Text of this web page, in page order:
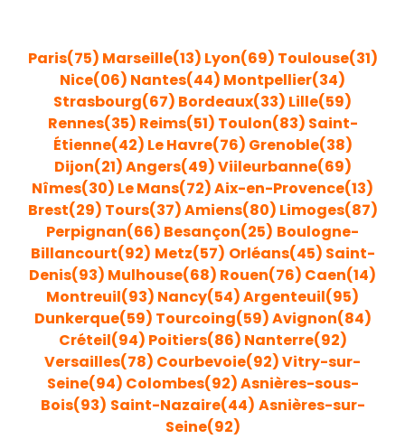
Paris(75) Marseille(13) Lyon(69) Toulouse(31)
Nice(06) Nantes(44) Montpellier(34)
Strasbourg(67) Bordeaux(33) Lille(59)
Rennes(35) Reims(51) Toulon(83) Saint-
Étienne(42) Le Havre(76) Grenoble(38)
Dijon(21)Angers(49)Viileurbanne(69)
Nîmes(30) Le Mans(72)Aix-en-Provence(13)
Brest(29) Tours(37)Amiens(80) Limoges(87)
Perpignan(66) Besançon(25) Boulogne-
Billancourt(92) Metz(57) Orléans(45) Saint-
Denis(93) Mulhouse(68) Rouen(76) Caen(14)
Montreuil(93) Nancy(54)Argenteuil(95)
Dunkerque(59) Tourcoing(59)Avignon(84)
Créteil(94) Poitiers(86) Nanterre(92)
Versailles(78) Courbevoie(92)Vitry-sur-
Seine(94) Colombes(92)Asnières-sous-
Bois(93) Saint-Nazaire(44) Asnières-sur-
Seine(92)